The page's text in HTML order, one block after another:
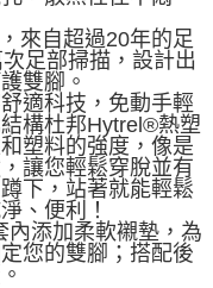
來自超過20年的足
足部掃描，設計出
雙腳。
適科技，免動手輕
構杜邦Hytrel®熱塑
塑料的強度，像是
讓您輕鬆穿脫並有
下，站著就能輕鬆
、便利！
內添加柔軟襯墊，為
您的雙腳；搭配後